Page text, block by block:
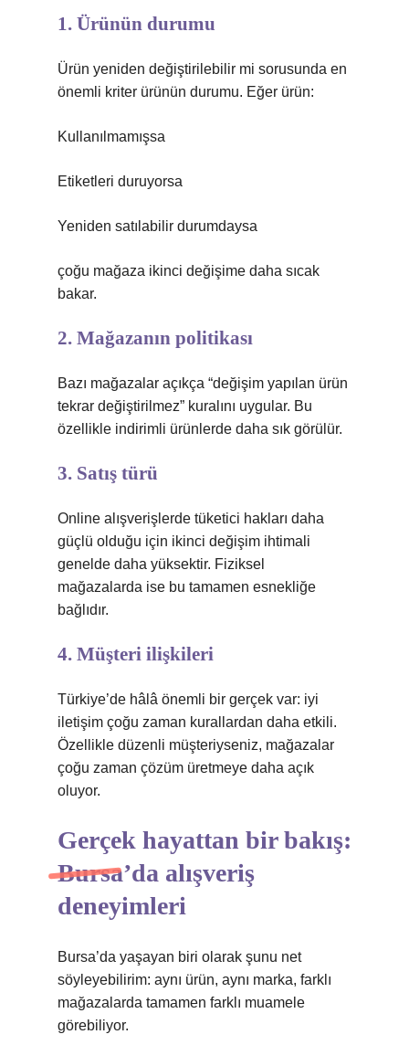
1. Ürünün durumu
Ürün yeniden değiştirilebilir mi sorusunda en
önemli kriter ürünün durumu. Eğer ürün:
Kullanılmamışsa
Etiketleri duruyorsa
Yeniden satılabilir durumdaysa
çoğu mağaza ikinci değişime daha sıcak
bakar.
2. Mağazanın politikası
Bazı mağazalar açıkça “değişim yapılan ürün
tekrar değiştirilmez” kuralını uygular. Bu
özellikle indirimli ürünlerde daha sık görülür.
3. Satış türü
Online alışverişlerde tüketici hakları daha
güçlü olduğu için ikinci değişim ihtimali
genelde daha yüksektir. Fiziksel
mağazalarda ise bu tamamen esnekliğe
bağlıdır.
4. Müşteri ilişkileri
Türkiye’de hâlâ önemli bir gerçek var: iyi
iletişim çoğu zaman kurallardan daha etkili.
Özellikle düzenli müşteriyseniz, mağazalar
çoğu zaman çözüm üretmeye daha açık
oluyor.
Gerçek hayattan bir bakış:
Bursa’da alışveriş
deneyimleri
Bursa’da yaşayan biri olarak şunu net
söyleyebilirim: aynı ürün, aynı marka, farklı
mağazalarda tamamen farklı muamele
görebiliyor.